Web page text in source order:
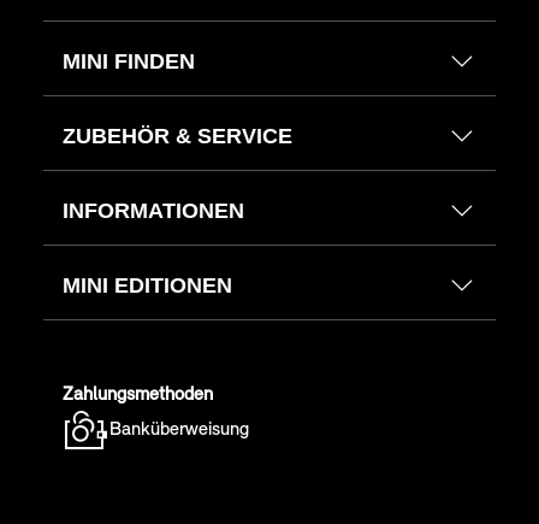
MINI FINDEN
ZUBEHÖR & SERVICE
INFORMATIONEN
MINI EDITIONEN
Zahlungsmethoden
Banküberweisung